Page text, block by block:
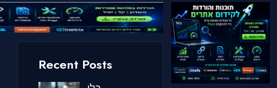
Recent Posts